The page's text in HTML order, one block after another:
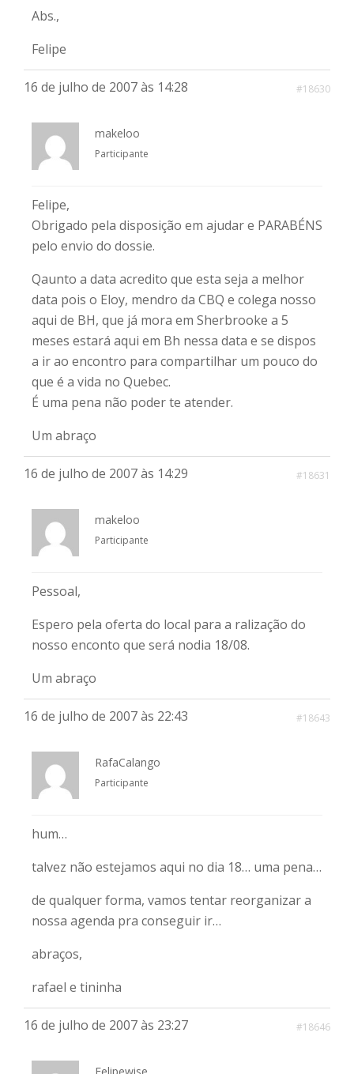
Abs.,
Felipe
16 de julho de 2007 às 14:28 #18630
makeloo
Participante
Felipe,
Obrigado pela disposição em ajudar e PARABÉNS
pelo envio do dossie.
Qaunto a data acredito que esta seja a melhor
data pois o Eloy, mendro da CBQ e colega nosso
aqui de BH, que já mora em Sherbrooke a 5
meses estará aqui em Bh nessa data e se dispos
a ir ao encontro para compartilhar um pouco do
que é a vida no Quebec.
É uma pena não poder te atender.
Um abraço
16 de julho de 2007 às 14:29 #18631
makeloo
Participante
Pessoal,
Espero pela oferta do local para a ralização do
nosso enconto que será nodia 18/08.
Um abraço
16 de julho de 2007 às 22:43 #18643
RafaCalango
Participante
hum…
talvez não estejamos aqui no dia 18… uma pena…
de qualquer forma, vamos tentar reorganizar a
nossa agenda pra conseguir ir…
abraços,
rafael e tininha
16 de julho de 2007 às 23:27 #18646